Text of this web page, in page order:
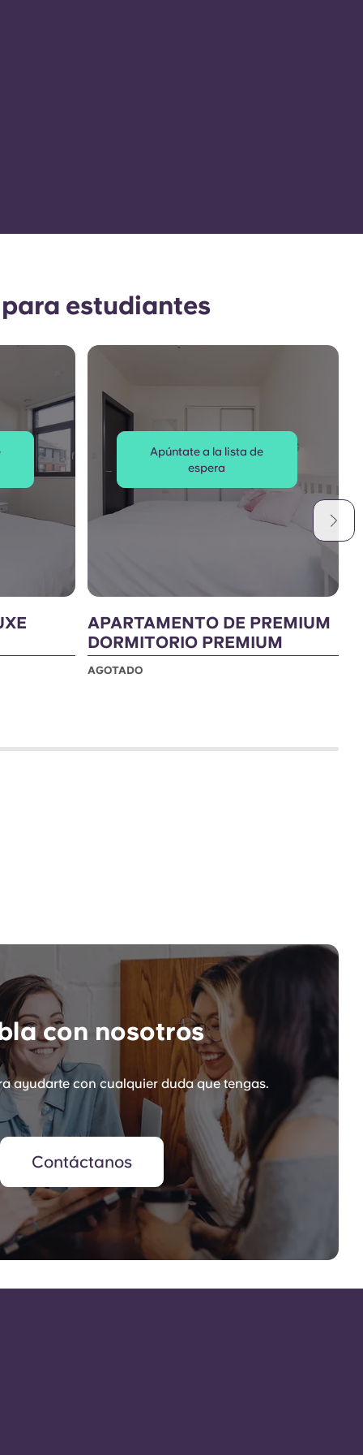
estudiantes
Apúntate a la lista de
espera
APARTAMENTO DE PREMIUM
DORMITORIO PREMIUM
AGOTADO
con nosotros
ayudarte con cualquier duda que tengas.
Contáctanos